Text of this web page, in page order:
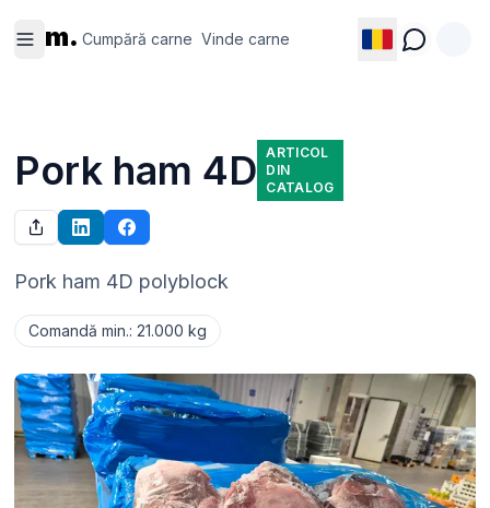
m. Cumpără carne Vinde carne
carne
carne
Pork ham 4D
ARTICOL
DIN
CATALOG
Pork ham 4D polyblock
Comandă min.:21.000 kg